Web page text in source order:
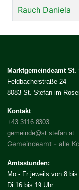
Rauch Daniela
Marktgemeindeamt St.
Feldbacherstraße 24
8083 St. Stefan im
Kontakt
+43 3116 8303
gemeinde@st.stefan.at
Gemeindeamt - alle
Amtsstunden:
Mo - Fr jeweils von 8 bis
Di 16 bis 19 Uhr